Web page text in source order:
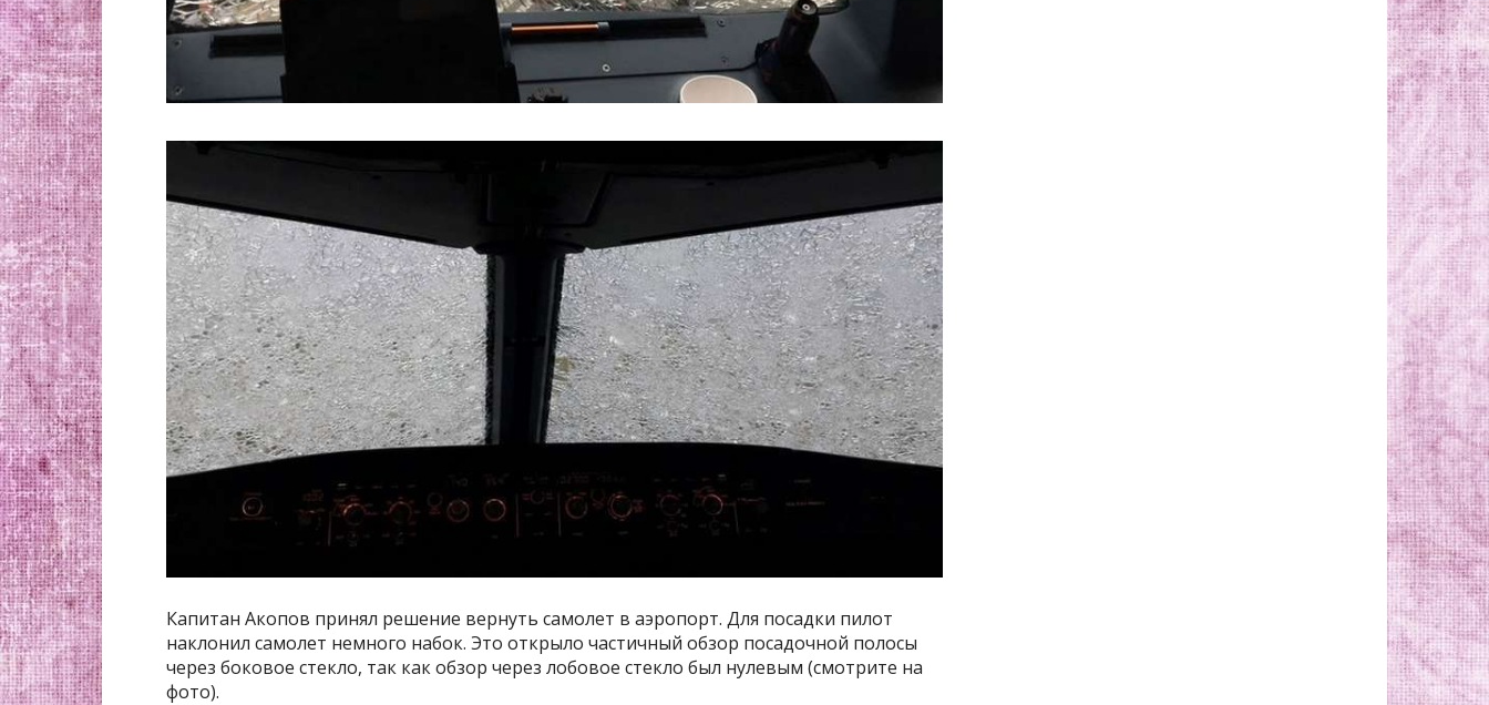
Капитан Акопов принял решение вернуть самолет в аэропорт. Для посадки пилот
наклонил самолет немного набок. Это открыло частичный обзор посадочной полосы
через боковое стекло, так как обзор через лобовое стекло был нулевым (смотрите на
фото).